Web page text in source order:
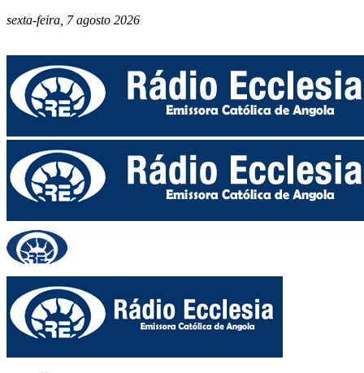
sexta-feira, 7 agosto 2026